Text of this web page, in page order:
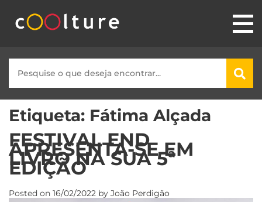
Etiqueta: Fátima Alçada
FESTIVAL END
APRESENTA-SE EM
LIVRO NA SUA 5ª
EDIÇÃO
Posted on 16/02/2022 by João Perdigão